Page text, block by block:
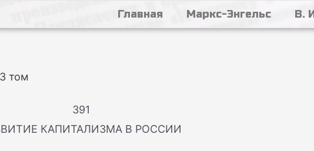
Главная Маркс-Энгельс В.
том
391
КАПИТАЛИЗМА В РОССИИ